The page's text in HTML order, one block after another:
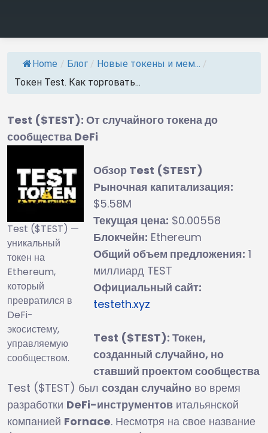
Home / Блог / Новые токены и мем... /
Токен Test. Как торговать...
Test ($TEST): От случайного токена до
сообщества DeFi
Test ($TEST) —
уникальный
токен на
Ethereum,
который
превратился в
DeFi-
экосистему,
управляемую
сообществом.
Обзор Test ($TEST)
Рыночная капитализация:
$5.58M
Текущая цена: $0.00558
Блокчейн: Ethereum
Общий объем предложения: 1
миллиард TEST
Официальный сайт:
testeth.xyz
Test ($TEST): Токен,
созданный случайно, но
ставший проектом сообщества
Test ($TEST) был создан случайно во время
разработки DeFi-инструментов итальянской
компанией Fornace. Несмотря на свое название